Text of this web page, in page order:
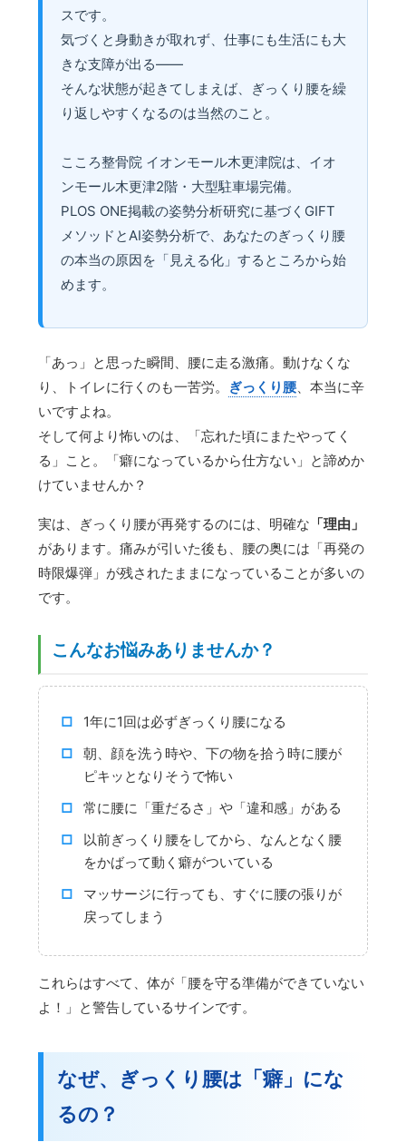
スです。
気づくと身動きが取れず、仕事にも生活にも大
きな支障が出る——
そんな状態が起きてしまえば、ぎっくり腰を繰
り返しやすくなるのは当然のこと。
こころ整骨院 イオンモール木更津院は、イオ
ンモール木更津2階・大型駐車場完備。
PLOS ONE掲載の姿勢分析研究に基づくGIFT
メソッドとAI姿勢分析で、あなたのぎっくり腰
の本当の原因を「見える化」するところから始
めます。
「あっ」と思った瞬間、腰に走る激痛。動けなくな
り、トイレに行くのも一苦労。 ぎっくり腰、本当に辛
いですよね。
そして何より怖いのは、「忘れた頃にまたやってく
る」こと。「癖になっているから仕方ない」と諦めか
けていませんか？
実は、ぎっくり腰が再発するのには、明確な 「理由」
があります。痛みが引いた後も、腰の奥には「再発の
時限爆弾」が残されたままになっていることが多いの
です。
こんなお悩みありませんか？
1年に1回は必ずぎっくり腰になる
朝、顔を洗う時や、下の物を拾う時に腰が
ピキッとなりそうで怖い
常に腰に「重だるさ」や「違和感」がある
以前ぎっくり腰をしてから、なんとなく腰
をかばって動く癖がついている
マッサージに行っても、すぐに腰の張りが
戻ってしまう
これらはすべて、体が「腰を守る準備ができていない
よ！」と警告しているサインです。
なぜ、ぎっくり腰は「癖」にな
るの？